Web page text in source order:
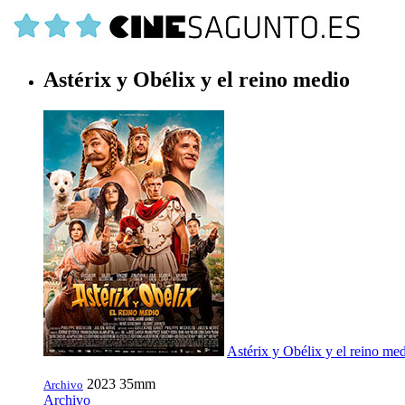
Astérix y Obélix y el reino medio
Astérix y Obélix y el reino
Archivo 2023 35mm
Archivo